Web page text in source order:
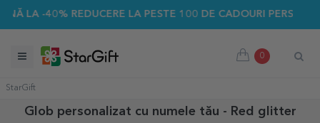
-40% REDUCERE LA PESTE 100 DE CADOURI PERSONALIZATE
0
StarGift
Glob personalizat cu numele tău - Red glitter